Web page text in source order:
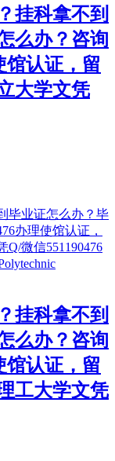
挂科拿不到
么办？咨询
馆认证，留
大学文凭
挂科拿不到
么办？咨询
馆认证，留
工大学文凭